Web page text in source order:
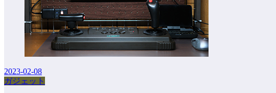
2023-02-08
ガジェット